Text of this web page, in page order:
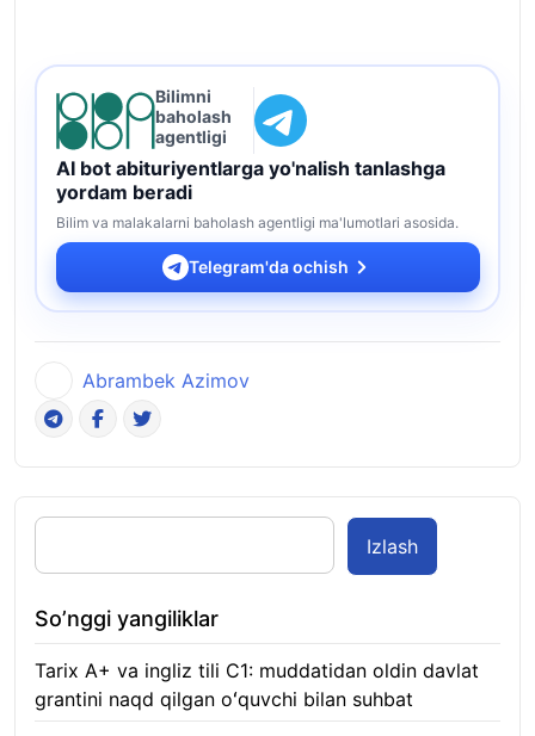
Bilimni
baholash
agentligi
AI bot abituriyentlarga yo'nalish tanlashga
yordam beradi
Bilim va malakalarni baholash agentligi ma'lumotlari asosida.
Telegram'da ochish
Abrambek Azimov
Izlash
So’nggi yangiliklar
Tarix A+ va ingliz tili C1: muddatidan oldin davlat
grantini naqd qilgan oʻquvchi bilan suhbat